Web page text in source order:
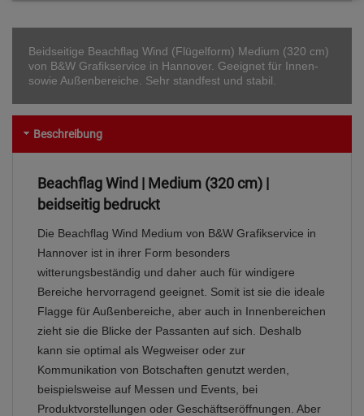
Beidseitige Beachflag Wind (Flügelform) Medium (320 cm)
von B&W Grafikservice in Hannover. Geeignet für Innen-
sowie Außenbereiche. Sehr standfest und stabil.
Beschreibung
Beachflag Wind | Medium (320 cm) |
beidseitig bedruckt
Die Beachflag Wind Medium von B&W Grafikservice in
Hannover ist in ihrer Form besonders
witterungsbeständig und daher auch für windigere
Bereiche hervorragend geeignet. Somit ist sie die ideale
Flagge für Außenbereiche, aber auch in Innenbereichen
zieht sie die Blicke der Passanten auf sich. Deshalb
kann sie optimal als Wegweiser oder zur
Kommunikation von Botschaften genutzt werden,
beispielsweise auf Messen und Events, bei
Produktvorstellungen oder Geschäftseröffnungen. Aber